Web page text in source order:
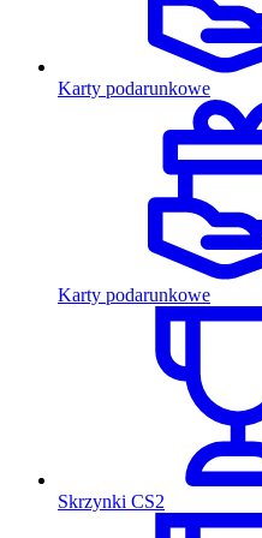
Karty podarunkowe
Karty podarunkowe
Skrzynki CS2